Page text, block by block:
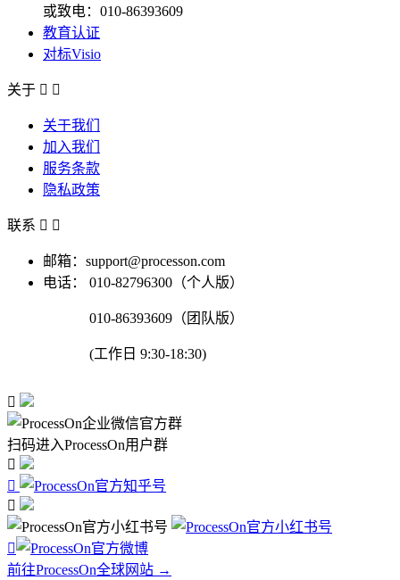
或致电：010-86393609
教育认证
对标Visio
关于  
关于我们
加入我们
服务条款
隐私政策
联系  
邮箱：support@processon.com
电话：
010-82796300（个人版）
010-86393609（团队版）
(工作日 9:30-18:30)

扫码进入ProcessOn用户群




前往ProcessOn全球网站 →